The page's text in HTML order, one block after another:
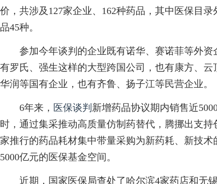
价，共涉及127家企业、162种药品，其中医保目
品45种。
参加今年谈判的企业既有诺华、赛诺菲等外资
有罗氏、强生这样的大型跨国公司，也有康方、
华润等国有企业，也有齐鲁、扬子江等民营企业。
6年来， 医保谈判 新增药品协议期内销售近
时，通过集采推动高质量仿制药替代，腾挪出支
家推行的药品耗材集中带量采购为新药耗、新技
5000亿元的医保基金空间。
近期，国家医保局查处了哈尔滨4家药店和无